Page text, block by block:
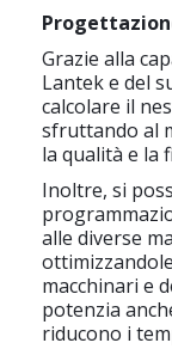
Grazie alla
Lantek e del
calcolare il
sfruttando al
la qualità e la
Inoltre, si
alle diverse
macchinari e
potenzia
riducono i